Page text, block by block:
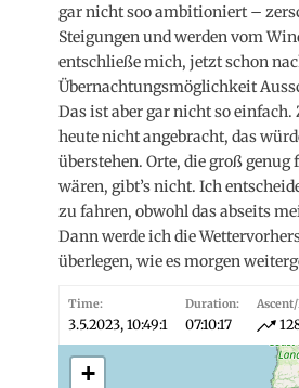
gar nicht soo ambitioniert –
Steigungen und werden vom
entschließe mich, jetzt schon
Übernachtungsmöglichkeit
Das ist aber gar nicht so
heute nicht angebracht, das
überstehen. Orte, die groß genug
wären, gibt’s nicht. Ich
zu fahren, obwohl das abseits
Dann werde ich die
überlegen, wie es morgen
Time:
3.5.2023, 10:49:1
Duration:
07:10:17
+